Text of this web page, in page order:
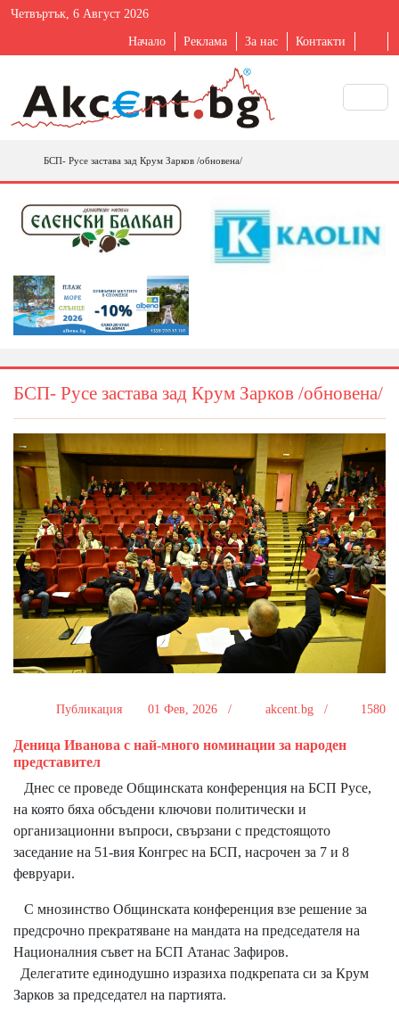
Четвъртък, 6 Август 2026
Начало Реклама За нас Контакти
БСП- Русе застава зад Крум Зарков /обновена/
БСП- Русе застава зад Крум Зарков /обновена/
Публикация 01 Фев, 2026 / akcent.bg / 1580
Деница Иванова с най-много номинации за народен
представител
Днес се проведе Общинската конференция на БСП Русе,
на която бяха обсъдени ключови политически и
организационни въпроси, свързани с предстоящото
заседание на 51-вия Конгрес на БСП, насрочен за 7 и 8
февруари.
С мнозинство Общинската конференция взе решение за
предсрочно прекратяване на мандата на председателя на
Националния съвет на БСП Атанас Зафиров.
Делегатите единодушно изразиха подкрепата си за Крум
Зарков за председател на партията.